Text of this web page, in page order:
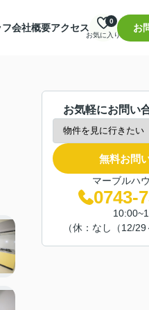
会社概要アクセス
お気に入り
0
お
お気軽にお問い
無料お問
マーブルハ
0743-
（休：なし（12/29